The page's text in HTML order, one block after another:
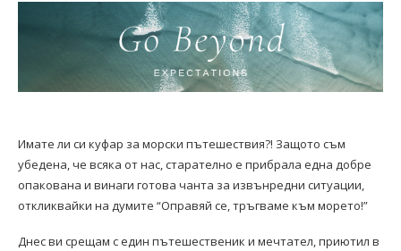
Имате ли си куфар за морски пътешествия?! Защото съм
убедена, че всяка от нас, старателно е прибрала една добре
опакована и винаги готова чанта за извънредни ситуации,
откликвайки на думите “Оправяй се, тръгваме към морето!”
Днес ви срещам с един пътешественик и мечтател, приютил в